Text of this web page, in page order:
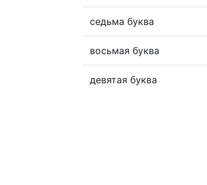
седьма буква
восьмая буква
девятая буква